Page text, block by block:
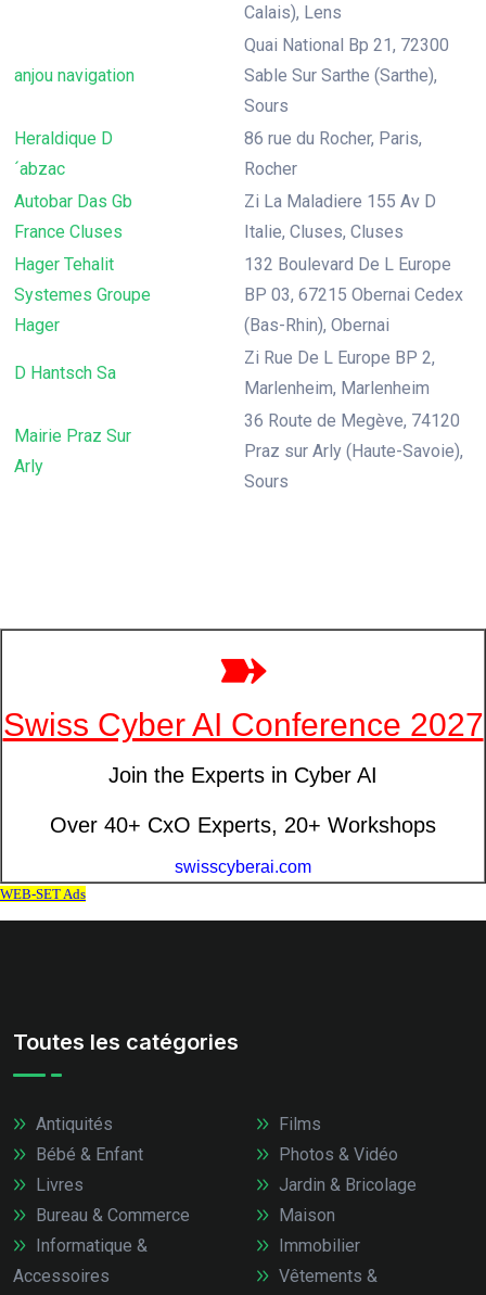
Calais), Lens
anjou navigation
Quai National Bp 21, 72300
Sable Sur Sarthe (Sarthe),
Sours
Heraldique D
´abzac
86 rue du Rocher, Paris,
Rocher
Autobar Das Gb
France Cluses
Zi La Maladiere 155 Av D
Italie, Cluses, Cluses
Hager Tehalit
Systemes Groupe
Hager
132 Boulevard De L Europe
BP 03, 67215 Obernai Cedex
(Bas-Rhin), Obernai
D Hantsch Sa
Zi Rue De L Europe BP 2,
Marlenheim, Marlenheim
Mairie Praz Sur
Arly
36 Route de Megève, 74120
Praz sur Arly (Haute-Savoie),
Sours
Toutes les catégories
Antiquités
Bébé & Enfant
Livres
Bureau & Commerce
Informatique &
Accessoires
Films
Photos & Vidéo
Jardin & Bricolage
Maison
Immobilier
Vêtements &